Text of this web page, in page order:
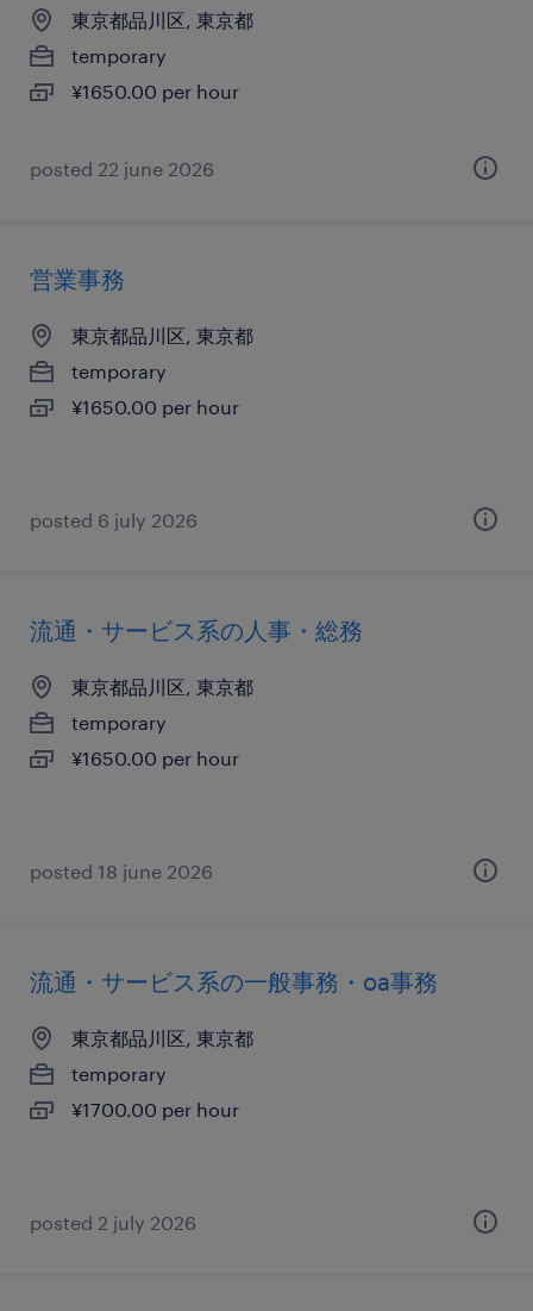
東京都品川区, 東京都
temporary
¥1650.00 per hour
posted 22 june 2026
営業事務
東京都品川区, 東京都
temporary
¥1650.00 per hour
posted 6 july 2026
流通・サービス系の人事・総務
東京都品川区, 東京都
temporary
¥1650.00 per hour
posted 18 june 2026
流通・サービス系の一般事務・oa事務
東京都品川区, 東京都
temporary
¥1700.00 per hour
posted 2 july 2026